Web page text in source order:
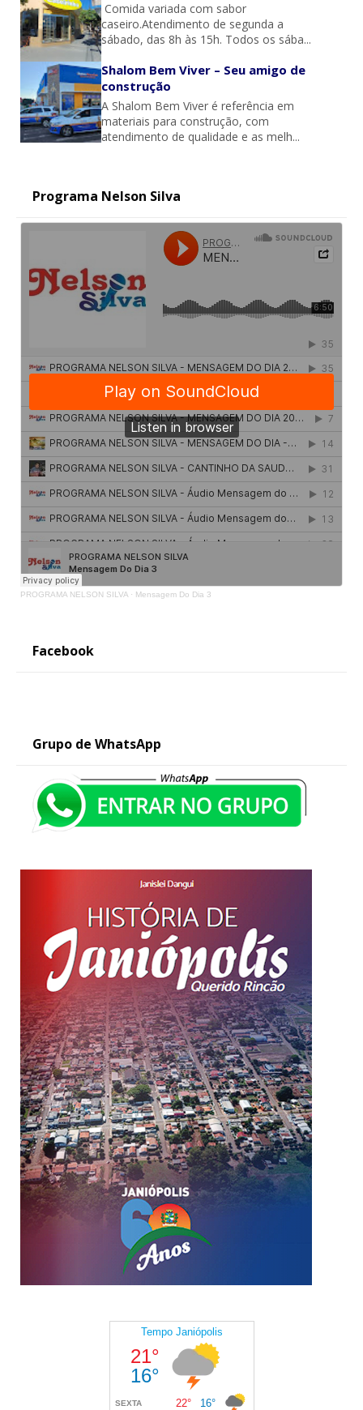
Comida variada com sabor
caseiro.Atendimento de segunda a
sábado, das 8h às 15h. Todos os sába...
Shalom Bem Viver – Seu amigo de
construção
A Shalom Bem Viver é referência em
materiais para construção, com
atendimento de qualidade e as melh...
Programa Nelson Silva
PROGRAMA NELSON SILVA · Mensagem Do Dia 3
Facebook
Grupo de WhatsApp